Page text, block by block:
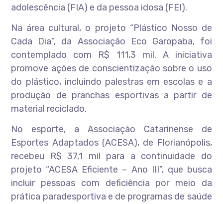
adolescência (FIA) e da pessoa idosa (FEI).
Na área cultural, o projeto “Plástico Nosso de
Cada Dia”, da Associação Eco Garopaba, foi
contemplado com R$ 111,3 mil. A iniciativa
promove ações de conscientização sobre o uso
do plástico, incluindo palestras em escolas e a
produção de pranchas esportivas a partir de
material reciclado.
No esporte, a Associação Catarinense de
Esportes Adaptados (ACESA), de Florianópolis,
recebeu R$ 37,1 mil para a continuidade do
projeto “ACESA Eficiente – Ano III”, que busca
incluir pessoas com deficiência por meio da
prática paradesportiva e de programas de saúde